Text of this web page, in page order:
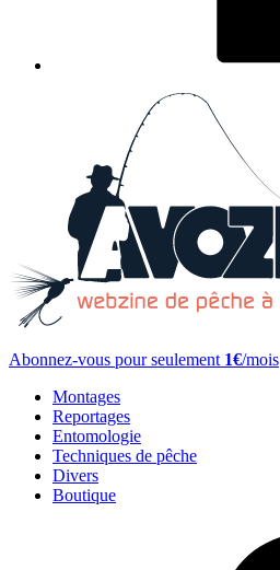
Abonnez-vous pour seulement 1€/mois
Montages
Reportages
Entomologie
Techniques de pêche
Divers
Boutique